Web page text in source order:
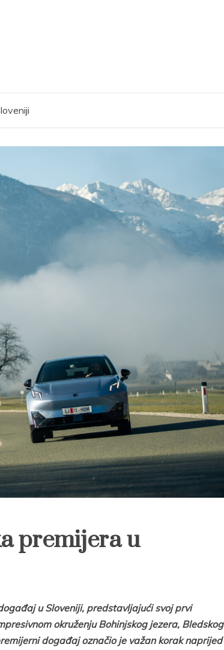
premijera u
u Sloveniji, predstavljajući svoj prvi
okruženju Bohinjskog jezera, Bledskog
događaj označio je važan korak naprijed